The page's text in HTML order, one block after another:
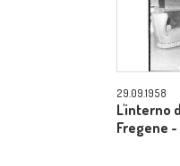
29.09.1958
L'interno
Fregene